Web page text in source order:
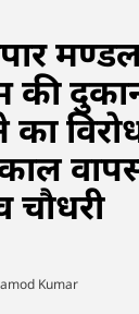
की
का
चौधरी
Kumar